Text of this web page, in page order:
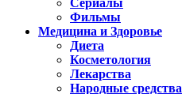
Сериалы
Фильмы
Медицина и Здоровье
Диета
Косметология
Лекарства
Народные средства